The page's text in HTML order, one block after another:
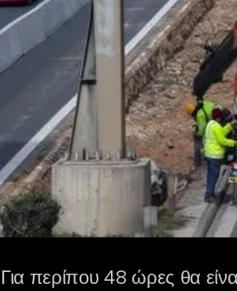
Για περίπου 48 ώρες θα